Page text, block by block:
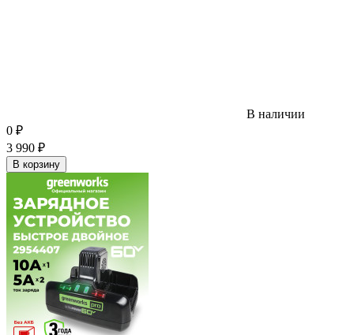
В наличии
0 ₽
3 990 ₽
В корзину